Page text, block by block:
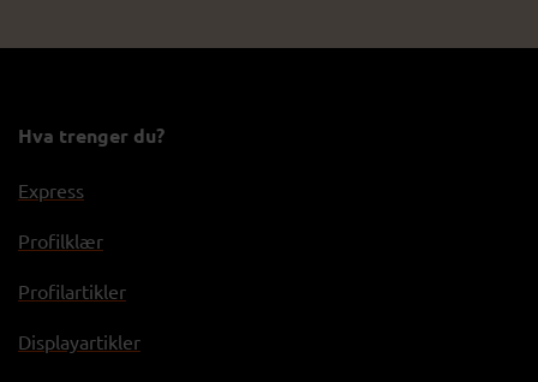
Hva trenger du?
Express
Profilklær
Profilartikler
Displayartikler